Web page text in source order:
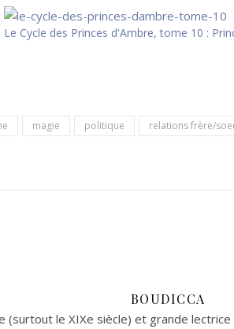
Le Cycle des Princes d'Ambre, tome 10 :
magie politique relations frère/
BOUDICCA
(surtout le XIXe siècle) et grande